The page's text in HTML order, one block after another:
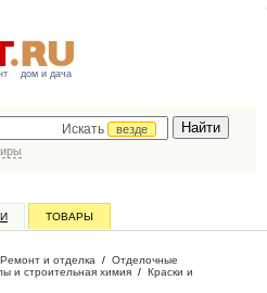
дом и дача
Искать
везде
ТОВАРЫ
Ремонт и отделка / Отделочные
и строительная химия / Краски и